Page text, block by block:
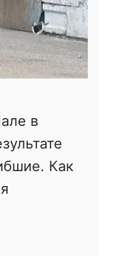
в
Как